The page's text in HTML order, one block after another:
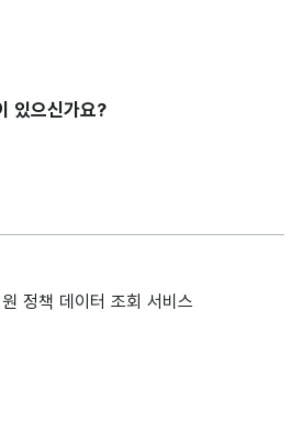
있으신가요?
정책 데이터 조회 서비스